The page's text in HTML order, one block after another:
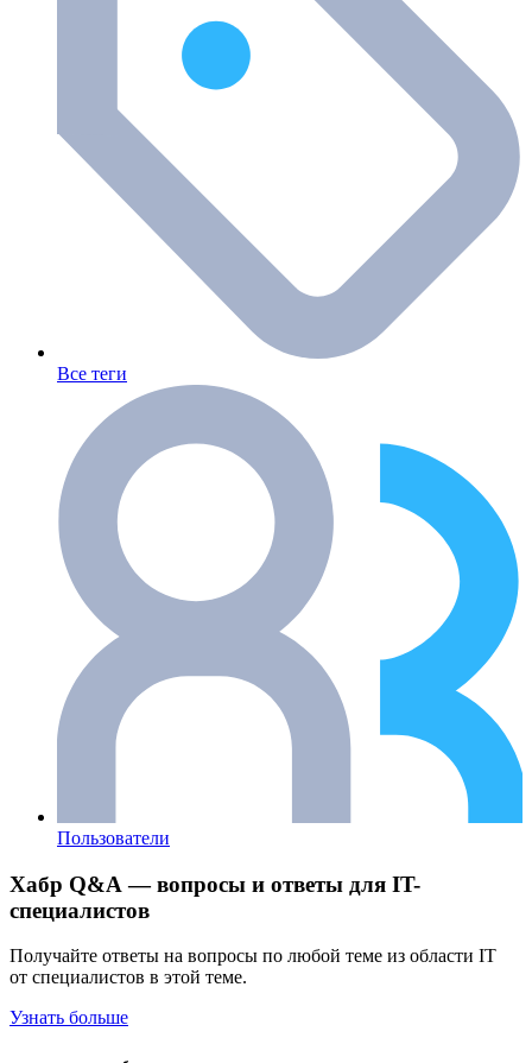
Все теги
Пользователи
Хабр Q&A — вопросы и ответы для IT-
специалистов
Получайте ответы на вопросы по любой теме из области IT
от специалистов в этой теме.
Узнать больше